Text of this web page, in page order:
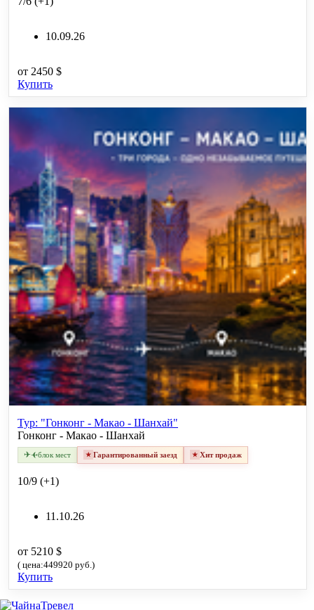
10.09.26
от 2450 $
Купить
Тур: "Гонконг - Макао - Шанхай"
Гонконг - Макао - Шанхай
✈✈блок мест Гарантированный заезд Хит продаж
10/9 (+1)
11.10.26
от 5210 $
( цена:449920 руб.)
Купить